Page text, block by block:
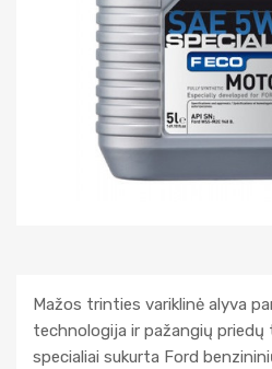
Mažos trinties variklinė alyva
technologija ir pažangių priedų
specialiai sukurta Ford